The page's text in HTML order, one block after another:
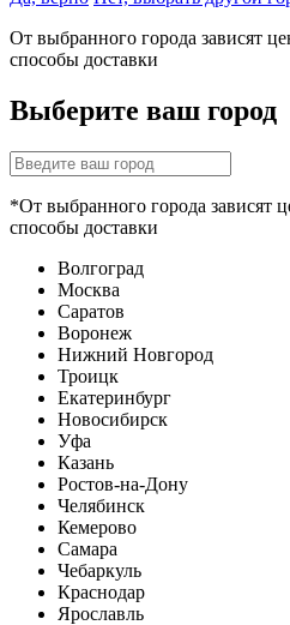
От выбранного города зависят
способы доставки
Выберите ваш город
*От выбранного города зависят
способы доставки
Волгоград
Москва
Саратов
Воронеж
Нижний Новгород
Троицк
Екатеринбург
Новосибирск
Уфа
Казань
Ростов-на-Дону
Челябинск
Кемерово
Самара
Чебаркуль
Краснодар
Ярославль